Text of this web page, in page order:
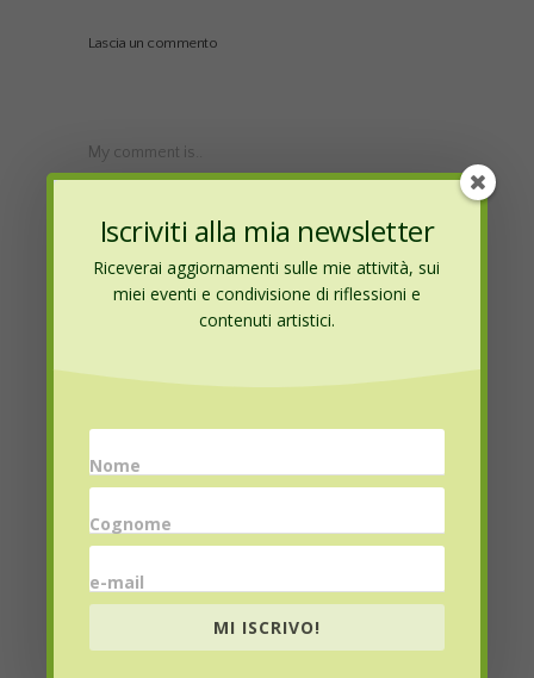
Lascia un commento
My comment is..
Email*
Iscriviti alla mia newsletter
Riceverai aggiornamenti sulle mie attività, sui
miei eventi e condivisione di riflessioni e
contenuti artistici.
Nome
Cognome
e-mail
MI ISCRIVO!